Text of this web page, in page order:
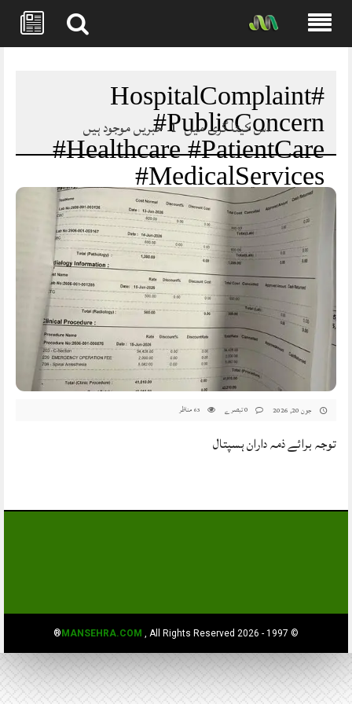
#HospitalComplaint
#PublicConcern
#Healthcare #PatientCare
#MedicalServices
#Pakistan #HealthSystem
#Accountability
#BreakingNews
#Mansehradotcom
اس کیٹا گری میں 1 خبریں موجود ہیں
جون 20, 2026 63 مناظر
توجہ برائے ذمہ داران ہسپتال
© 1997 - 2026
MANSEHRA.COM , All Rights Reserved®